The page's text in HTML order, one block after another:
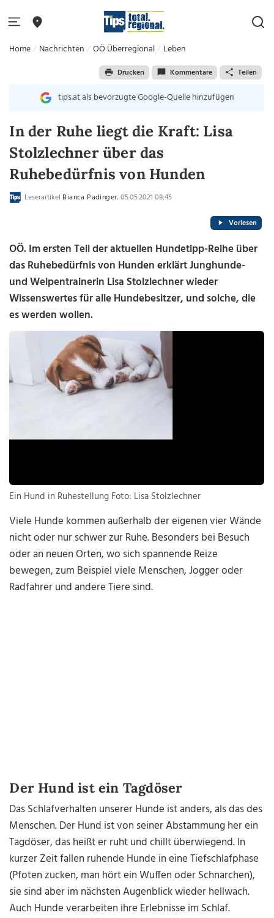
Home Nachrichten OÖ Überregional Leben
Drucken Kommentare Teilen
tips.at als bevorzugte Google-Quelle hinzufügen
In der Ruhe liegt die Kraft: Lisa
Stolzlechner über das
Ruhebedürfnis von Hunden
Leserartikel Bianca Padinger, 05.05.2021 08:45
Vorlesen
OÖ. Im ersten Teil der aktuellen Hundetipp-Reihe über
das Ruhebedürfnis von Hunden erklärt Junghunde-
und Welpentrainerin Lisa Stolzlechner wieder
Wissenswertes für alle Hundebesitzer, und solche, die
es werden wollen.
Ein Hund in Ruhestellung Foto: Lisa Stolzlechner
Viele Hunde kommen außerhalb der eigenen vier Wände
nicht oder nur schwer zur Ruhe. Besonders bei Besuch
oder an neuen Orten, wo sich spannende Reize
bewegen, zum Beispiel viele Menschen, Jogger oder
Radfahrer und andere Tiere sind.
Der Hund ist ein Tagdöser
Das Schlafverhalten unserer Hunde ist anders, als das des
Menschen. Der Hund ist von seiner Abstammung her ein
Tagdöser, das heißt er ruht und chillt überwiegend. In
kurzer Zeit fallen ruhende Hunde in eine Tiefschlafphase
(Pfoten zucken, man hört ein Wuffen oder Schnarchen),
sie sind aber im nächsten Augenblick wieder hellwach.
Auch Hunde verarbeiten ihre Erlebnisse im Schlaf.